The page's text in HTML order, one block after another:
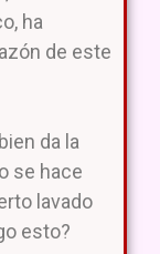
pha
de este
da la
se hace
lavado
esto?